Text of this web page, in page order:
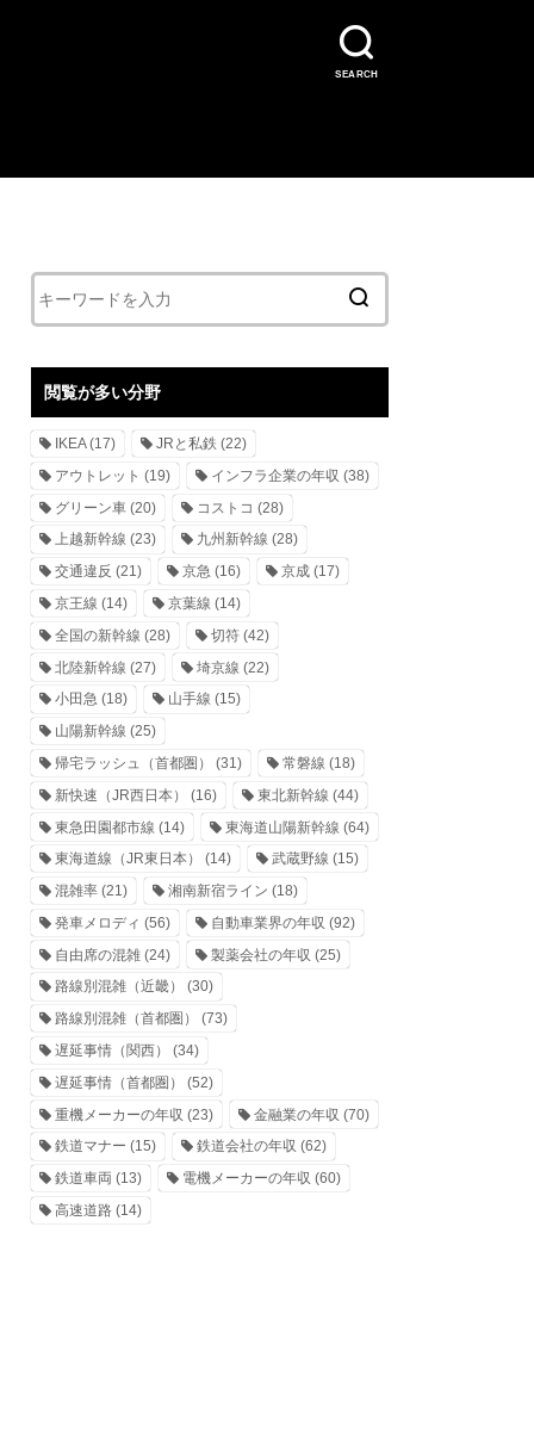
SEARCH
閲覧が多い分野
IKEA(17) JRと私鉄 (22)
アウトレット (19) インフラ企業の年収 (38)
グリーン車 (20) コストコ (28)
上越新幹線 (23) 九州新幹線 (28)
交通違反 (21) 京急 (16) 京成(17)
京王線 (14) 京葉線 (14)
全国の新幹線 (28) 切符(42)
北陸新幹線 (27) 埼京線 (22)
小田急 (18) 山手線 (15)
山陽新幹線 (25)
帰宅ラッシュ（首都圏）
(31) 常磐線 (18)
新快速（JR西日本）
(16) 東北新幹線 (44)
東急田園都市線 (14) 東海道山陽新幹線 (64)
東海道線（JR東日本）
(14) 武蔵野線 (15)
混雑率 (21) 湘南新宿ライン (18)
発車メロディ (56) 自動車業界の年収 (92)
自由席の混雑 (24) 製薬会社の年収 (25)
路線別混雑（近畿）
(30)
路線別混雑（首都圏）
(73)
遅延事情（関西）
(34)
遅延事情（首都圏）
(52)
重機メーカーの年収 (23) 金融業の年収 (70)
鉄道マナー (15) 鉄道会社の年収 (62)
鉄道車両 (13) 電機メーカーの年収 (60)
高速道路 (14)